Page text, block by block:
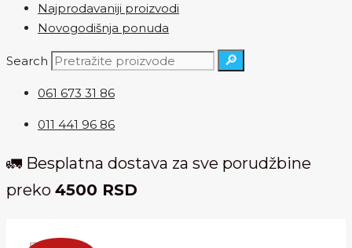
Najprodavaniji proizvodi
Novogodišnja ponuda
Search 🔎
061 673 31 86
011 441 96 86
🚛 Besplatna dostava za sve porudžbine
preko 4500 RSD